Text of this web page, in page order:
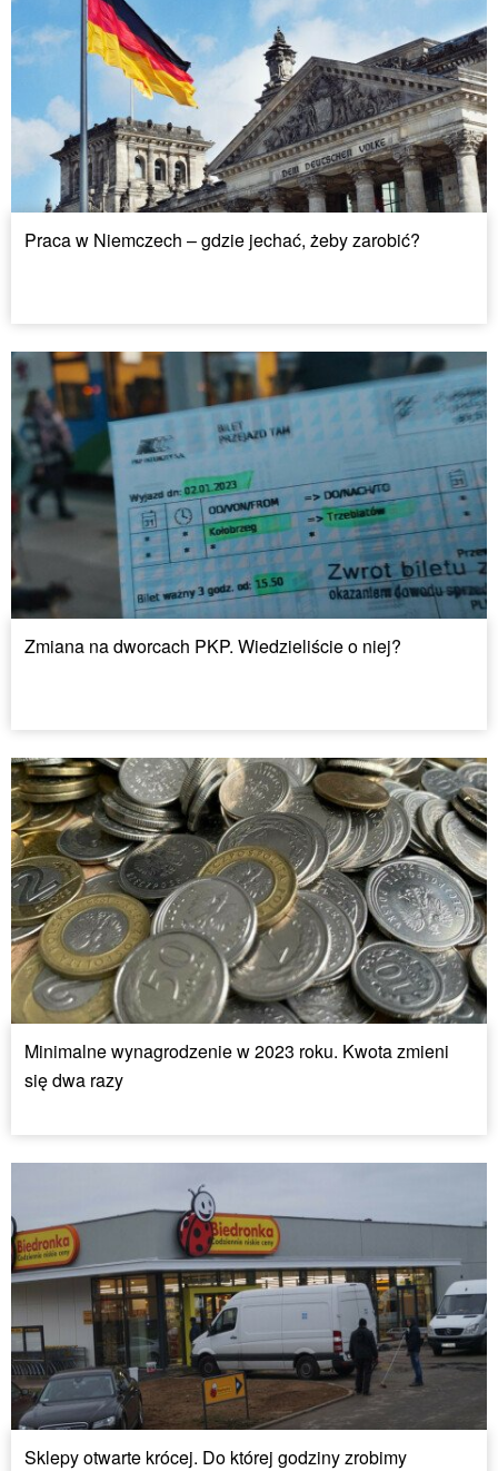
Praca w Niemczech – gdzie jechać, żeby zarobić?
Zmiana na dworcach PKP. Wiedzieliście o niej?
Minimalne wynagrodzenie w 2023 roku. Kwota zmieni
się dwa razy
Sklepy otwarte krócej. Do której godziny zrobimy